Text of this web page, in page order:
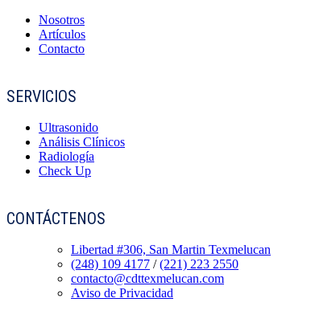
Nosotros
Artículos
Contacto
SERVICIOS
Ultrasonido
Análisis Clínicos
Radiología
Check Up
CONTÁCTENOS
Libertad #306, San Martin Texmelucan
(248) 109 4177 /(221) 223 2550
contacto@cdttexmelucan.com
Aviso de Privacidad